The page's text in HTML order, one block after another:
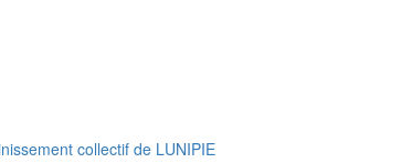
collectif de LUNIPIE